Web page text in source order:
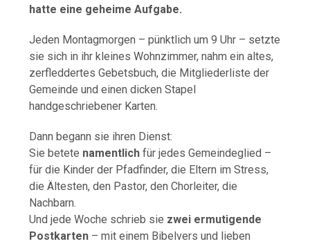
hatte eine geheime Aufgabe.
Jeden Montagmorgen – pünktlich um 9 Uhr – setzte
sie sich in ihr kleines Wohnzimmer, nahm ein altes,
zerfleddertes Gebetsbuch, die Mitgliederliste der
Gemeinde und einen dicken Stapel
handgeschriebener Karten.
Dann begann sie ihren Dienst:
Sie betete namentlich für jedes Gemeindeglied –
für die Kinder der Pfadfinder, die Eltern im Stress,
die Ältesten, den Pastor, den Chorleiter, die
Nachbarn.
Und jede Woche schrieb sie zwei ermutigende
Postkarten – mit einem Bibelvers und lieben